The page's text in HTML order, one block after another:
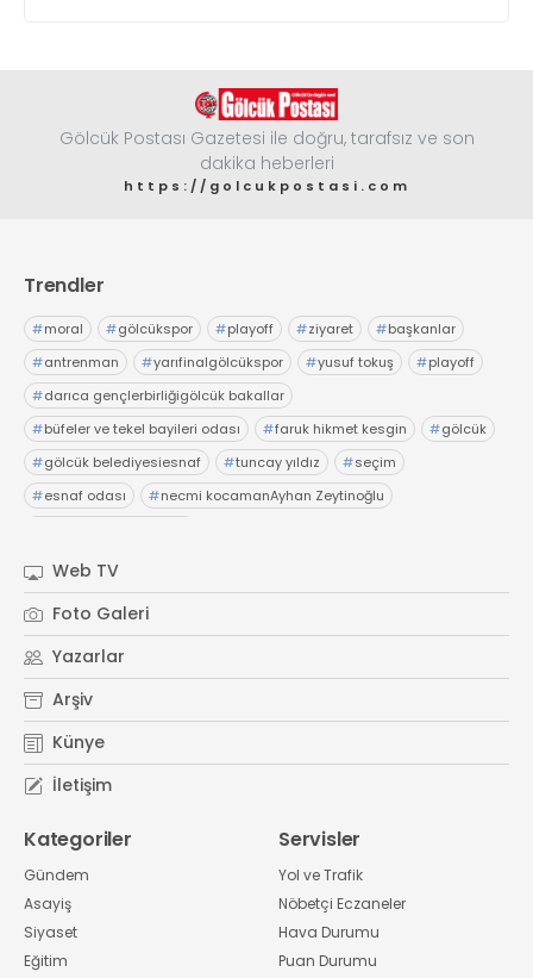
Gölcük Postası Gazetesi ile doğru, tarafsız ve son
dakika heberleri
https://golcukpostasi.com
Trendler
#moral #gölcükspor #playoff #ziyaret #başkanlar
#antrenman #yarıfinalgölcükspor #yusuf tokuş #playoff
#darıca gençlerbirliğigölcük bakallar
#büfeler ve tekel bayileri odası #faruk hikmet kesgin #gölcük
#gölcük belediyesiesnaf #tuncay yıldız #seçim
#esnaf odası #necmi kocamanAyhan Zeytinoğlu
Web TV
Foto Galeri
Yazarlar
Arşiv
Künye
İletişim
Kategoriler
Gündem
Asayiş
Siyaset
Eğitim
Servisler
Yol ve Trafik
Nöbetçi Eczaneler
Hava Durumu
Puan Durumu